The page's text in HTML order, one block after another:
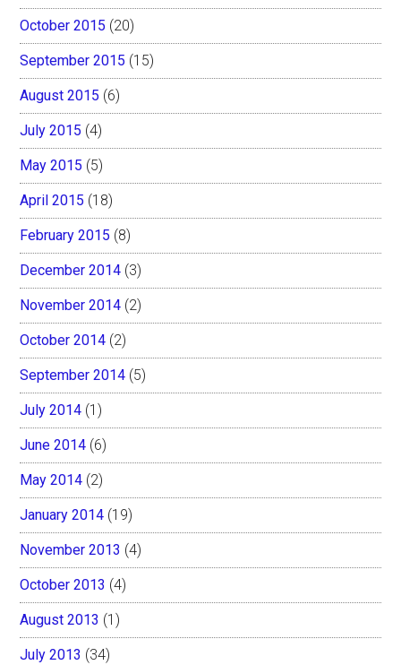
October 2015 (20)
September 2015 (15)
August 2015 (6)
July 2015 (4)
May 2015 (5)
April 2015 (18)
February 2015 (8)
December 2014 (3)
November 2014 (2)
October 2014 (2)
September 2014 (5)
July 2014 (1)
June 2014 (6)
May 2014 (2)
January 2014 (19)
November 2013 (4)
October 2013 (4)
August 2013 (1)
July 2013 (34)